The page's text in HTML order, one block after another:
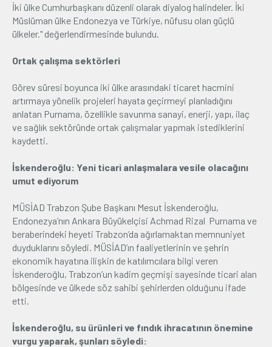
İki ülke Cumhurbaşkanı düzenli olarak diyalog halindeler. İki
Müslüman ülke Endonezya ve Türkiye, nüfusu olan güçlü
ülkeler." değerlendirmesinde bulundu.
Ortak çalışma sektörleri
Görev süresi boyunca iki ülke arasındaki ticaret hacmini
artırmaya yönelik projeleri hayata geçirmeyi planladığını
anlatan Purnama, özellikle savunma sanayi, enerji, yapı, ilaç
ve sağlık sektöründe ortak çalışmalar yapmak istediklerini
kaydetti.
İskenderoğlu: Yeni ticari anlaşmalara vesile olacağını
umut ediyorum
MÜSİAD Trabzon Şube Başkanı Mesut İskenderoğlu,
Endonezya’nın Ankara Büyükelçisi Achmad Rizal Purnama ve
beraberindeki heyeti Trabzon’da ağırlamaktan memnuniyet
duyduklarını söyledi. MÜSİAD’ın faaliyetlerinin ve şehrin
ekonomik hayatına ilişkin de katılımcılara bilgi veren
İskenderoğlu, Trabzon’un kadim geçmişi sayesinde ticari alan
bölgesinde ve ülkede söz sahibi şehirlerden olduğunu ifade
etti.
İskenderoğlu, su ürünleri ve fındık ihracatının önemine
vurgu yaparak, şunları söyledi: